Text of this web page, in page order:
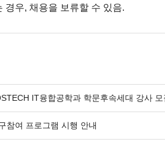
경우, 채용을 보류할 수 있음.
IT융합공학과 학문후속세대 강사 모
참여 프로그램 시행 안내